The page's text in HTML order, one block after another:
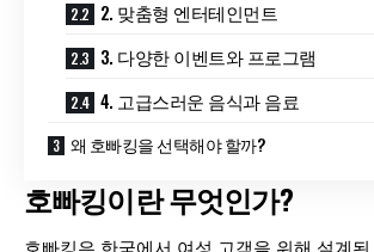
2. 맞춤형 엔터테인먼트
3. 다양한 이벤트와 프로그램
4. 고급스러운 음식과 음료
왜 호빠킹을 선택해야 할까?
호빠킹이란 무엇인가?